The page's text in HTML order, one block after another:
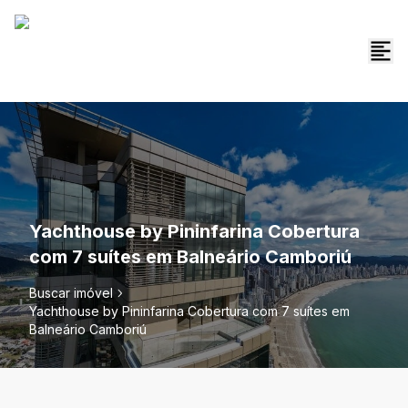
Yachthouse by Pininfarina Cobertura
com 7 suítes em Balneário Camboriú
Buscar imóvel
Yachthouse by Pininfarina Cobertura com 7 suítes em
Balneário Camboriú